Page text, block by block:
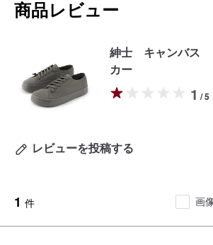
商品レビュー
紳士 キャンバス
カー
1 / 5
レビューを投稿する
1 件 画